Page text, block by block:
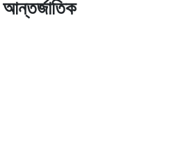
আন্তর্জাতিক